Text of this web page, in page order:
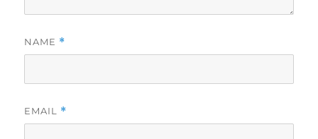
NAME *
EMAIL *